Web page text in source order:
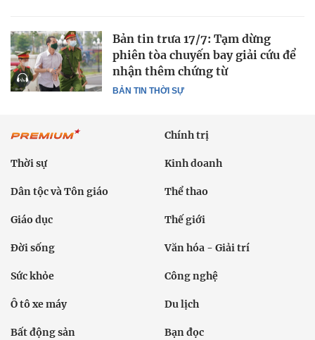
BẢN TIN THỜI SỰ
Bản tin trưa 17/7: Tạm dừng
phiên tòa chuyến bay giải cứu để
nhận thêm chứng từ
Chính trị
Thời sự Kinh doanh
Dân tộc và Tôn giáo Thể thao
Giáo dục Thế giới
Đời sống Văn hóa - Giải trí
Sức khỏe Công nghệ
Ô tô xe máy Du lịch
Bất động sản Bạn đọc